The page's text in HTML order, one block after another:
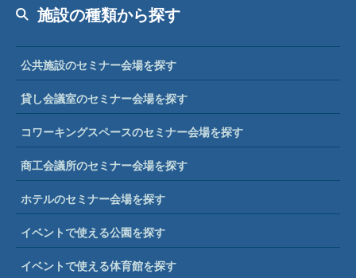
施設の種類から探す
公共施設のセミナー会場を探す
貸し会議室のセミナー会場を探す
コワーキングスペースのセミナー会場を探す
商工会議所のセミナー会場を探す
ホテルのセミナー会場を探す
イベントで使える公園を探す
イベントで使える体育館を探す